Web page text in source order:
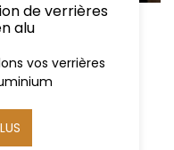
de verrières
alu
vos verrières